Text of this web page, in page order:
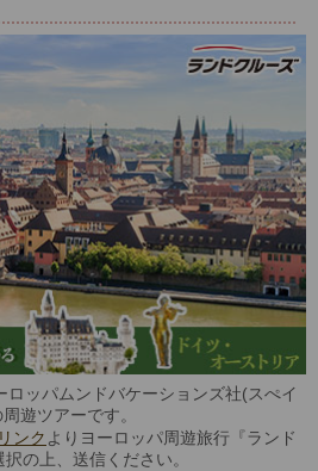
ロッパムンドバケーションズ社(スぺイ
遊ツアーです。
ンク よりヨーロッパ周遊旅行『ランド
の上、送信ください。